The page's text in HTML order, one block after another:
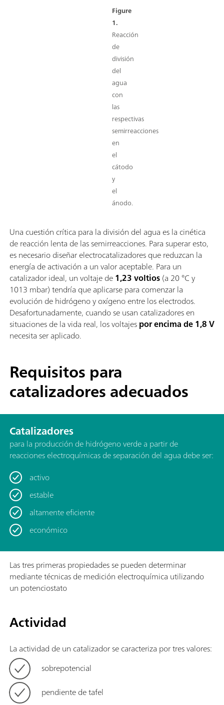
Figure
1.
Reacción
de
división
del
agua
con
las
respectivas
semirreacciones
en
el
cátodo
y
el
ánodo.
Una cuestión crítica para la división del agua es la cinética
de reacción lenta de las semirreacciones. Para superar esto,
es necesario diseñar electrocatalizadores que reduzcan la
energía de activación a un valor aceptable. Para un
catalizador ideal, un voltaje de1,23 voltios(a 20 °C y
1013 mbar) tendría que aplicarse para comenzar la
evolución de hidrógeno y oxígeno entre los electrodos.
Desafortunadamente, cuando se usan catalizadores en
situaciones de la vida real, los voltajespor encima de 1,8 V
necesita ser aplicado.
Requisitos para
catalizadores adecuados
Catalizadores
para la producción de hidrógeno verde a partir de
reacciones electroquímicas de separación del agua debe ser:
activo
estable
altamente eficiente
económico
Las tres primeras propiedades se pueden determinar
mediante técnicas de medición electroquímica utilizando
un potenciostato
Actividad
La actividad de un catalizador se caracteriza por tres valores:
sobrepotencial
pendiente de tafel